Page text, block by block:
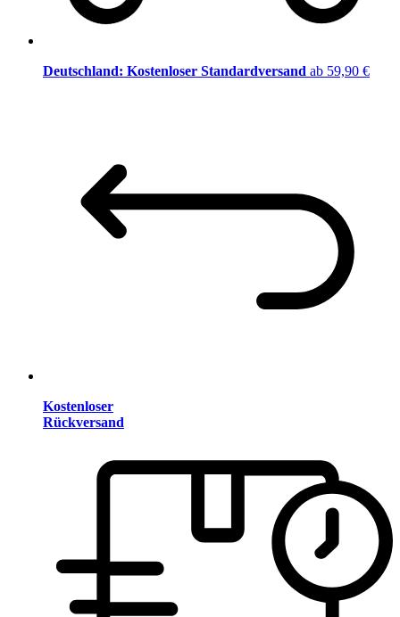
Deutschland: Kostenloser Standardversand ab 59,90 €
Kostenloser
Rückversand